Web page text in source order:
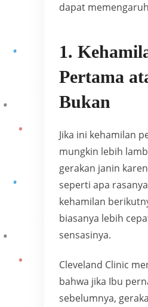
dapat
1.
Pertama
Bukan
Jika ini kehamilan
mungkin lebih
gerakan janin
seperti apa
kehamilan
biasanya lebih
sensasinya.
Cleveland Clinic
bahwa jika Ibu
sebelumnya,